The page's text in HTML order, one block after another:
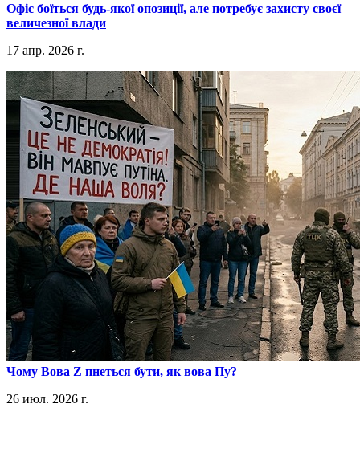
​Офіс боїться будь-якої опозиції, але потребує захисту своєї
величезної влади
17 апр. 2026 г.
​Чому Вова Z пнеться бути, як вова Пу?
26 июл. 2026 г.